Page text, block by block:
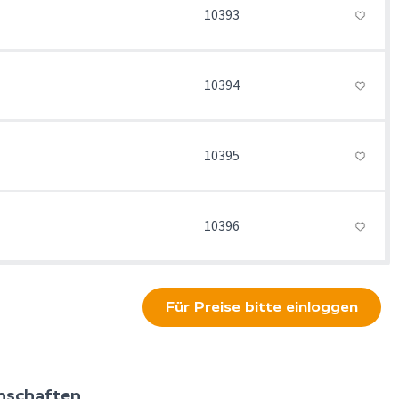
10393
10394
10395
10396
Für Preise bitte einloggen